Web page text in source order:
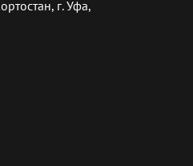
г. Уфа,